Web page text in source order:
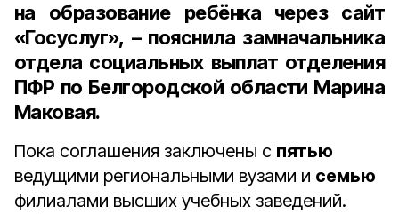
на образование ребёнка через сайт
«Госуслуг», – пояснила замначальника
отдела социальных выплат отделения
ПФР по Белгородской области Марина
Маковая.
Пока соглашения заключены с пятью
ведущими региональными вузами и семью
филиалами высших учебных заведений.